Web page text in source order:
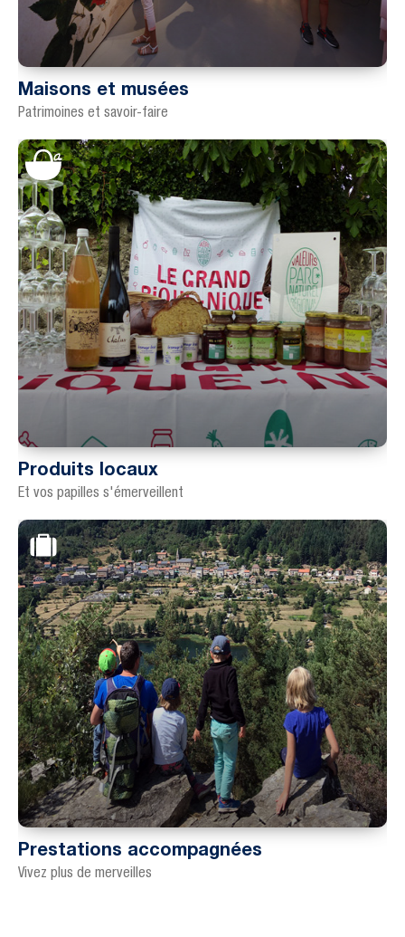
Maisons et musées
Patrimoines et savoir-faire
Produits locaux
Et vos papilles s'émerveillent
Prestations accompagnées
Vivez plus de merveilles